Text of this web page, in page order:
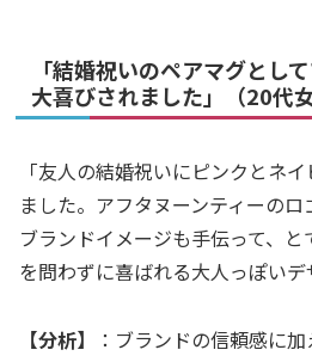
「結婚祝いのペアマグとし
大喜びされました」（20代
「友人の結婚祝いにピンクとネ
ました。アフタヌーンティーの
ブランドイメージも手伝って、
を問わずに喜ばれる大人っぽいデ
【分析】
：ブランドの信頼感に